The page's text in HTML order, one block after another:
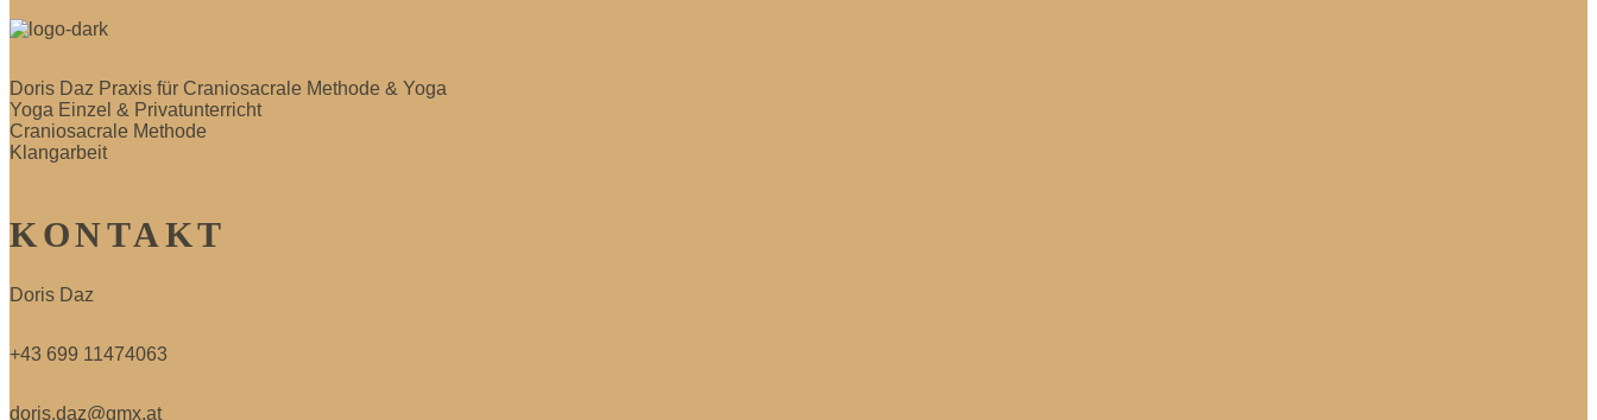
Doris Daz Praxis für Craniosacrale Methode & Yoga
Yoga Einzel & Privatunterricht
Craniosacrale Methode
Klangarbeit
KONTAKT
Doris Daz
+43 699 11474063
doris.daz@gmx.at